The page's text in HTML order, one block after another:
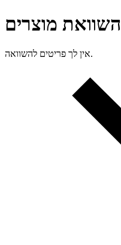
השוואת מוצרים
אין לך פריטים להשוואה.